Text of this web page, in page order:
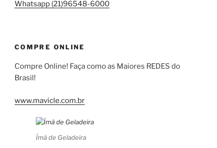
Whatsapp (21)96548-6000
COMPRE ONLINE
Compre Online! Faça como as Maiores REDES do
Brasil!
www.mavicle.com.br
Ímã de Geladeira